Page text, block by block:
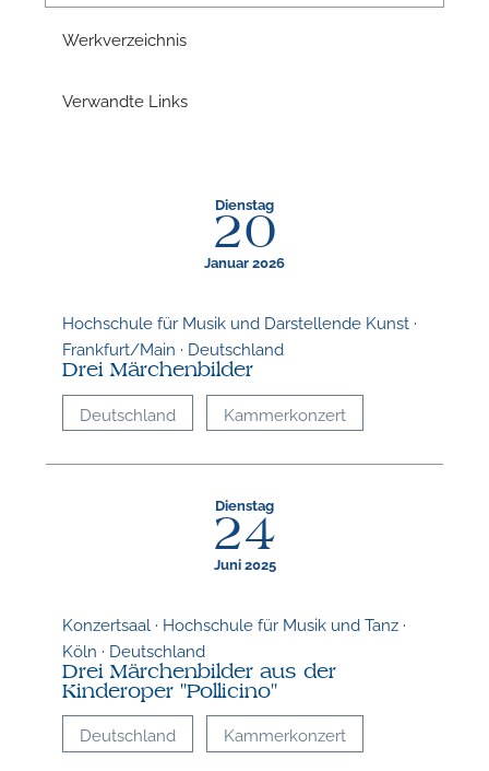
Werkverzeichnis
Verwandte Links
Dienstag
20
Januar 2026
Hochschule für Musik und Darstellende Kunst ·
Frankfurt/Main · Deutschland
Drei Märchenbilder
Deutschland Kammerkonzert
Dienstag
24
Juni 2025
Konzertsaal · Hochschule für Musik und Tanz ·
Köln · Deutschland
Drei Märchenbilder aus der
Kinderoper "Pollicino"
Deutschland Kammerkonzert